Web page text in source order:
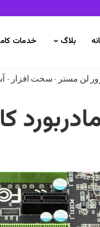
بلاگ خدمات
لن مستر - سخت افزار -